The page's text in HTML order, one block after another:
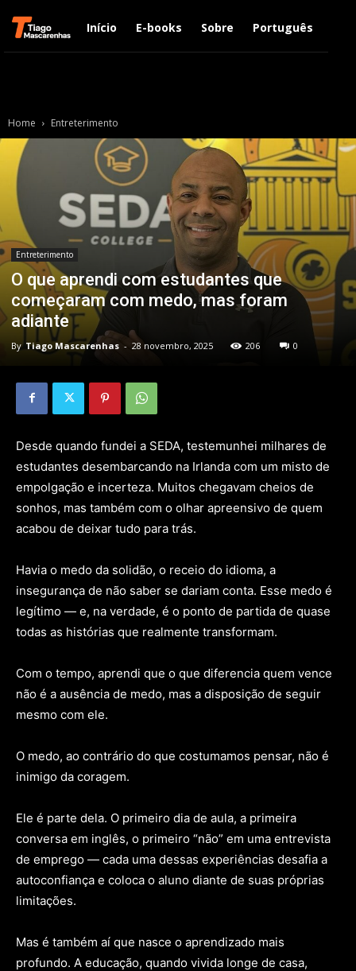
Início E-books Sobre Português
Home Entreterimento
Entreterimento
O que aprendi com estudantes que
começaram com medo, mas foram
adiante
By Tiago Mascarenhas - 28 novembro, 2025 206 0
Desde quando fundei a SEDA, testemunhei milhares de
estudantes desembarcando na Irlanda com um misto de
empolgação e incerteza. Muitos chegavam cheios de
sonhos, mas também com o olhar apreensivo de quem
acabou de deixar tudo para trás.
Havia o medo da solidão, o receio do idioma, a
insegurança de não saber se dariam conta. Esse medo é
legítimo — e, na verdade, é o ponto de partida de quase
todas as histórias que realmente transformam.
Com o tempo, aprendi que o que diferencia quem vence
não é a ausência de medo, mas a disposição de seguir
mesmo com ele.
O medo, ao contrário do que costumamos pensar, não é
inimigo da coragem.
Ele é parte dela. O primeiro dia de aula, a primeira
conversa em inglês, o primeiro “não” em uma entrevista
de emprego — cada uma dessas experiências desafia a
autoconfiança e coloca o aluno diante de suas próprias
limitações.
Mas é também aí que nasce o aprendizado mais
profundo. A educação, quando vivida longe de casa,